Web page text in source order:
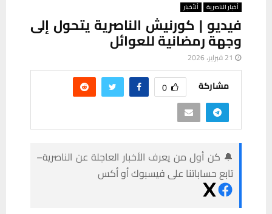
أخبار الناصرية ألأخبار
فيديو | كورنيش الناصرية يتحول إلى
وجهة رمضانية للعوائل
21 فبراير، 2026
مشاركة 0
🔔 كن أول من يعرف الأخبار العاجلة عن الناصرية–
تابع حساباتنا على فيسبوك أو أكس